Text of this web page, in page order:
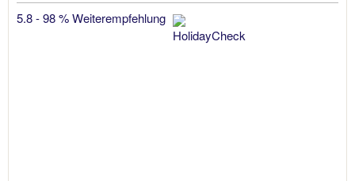
5.8 - 98 % Weiterempfehlung